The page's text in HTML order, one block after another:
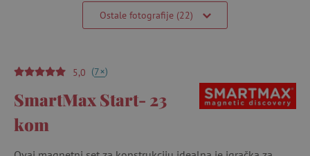
Ostale fotografije (22)
5,0 (7+)
SmartMax Start- 23
kom